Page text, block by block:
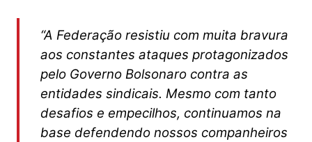
“A Federação resistiu com muita bravura
aos constantes ataques protagonizados
pelo Governo Bolsonaro contra as
entidades sindicais. Mesmo com tanto
desafios e empecilhos, continuamos na
base defendendo nossos companheiros